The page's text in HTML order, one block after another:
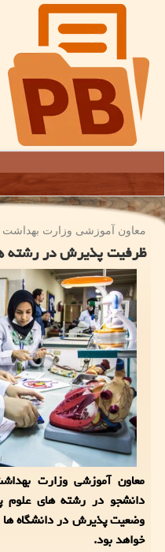
معاون آموزشی وزارت بهداشت
ظرفیت پذیرش در رشته
معاون آموزشی وزارت
دانشجو در رشته های علوم
وضعیت پذیرش در دانشگاه
خواهد بود.